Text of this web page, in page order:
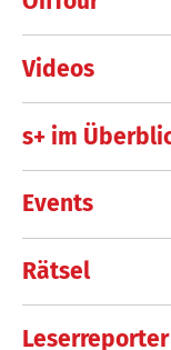
Videos
s+ im
Events
Rätsel
Leserreporter